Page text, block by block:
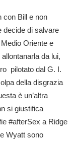
con Bill e non
decide di salvare
Oriente e
da lui,
pilotato dal G. I.
della disgrazia
è un’altra
si giustifica
#afterSex a Ridge
Wyatt sono